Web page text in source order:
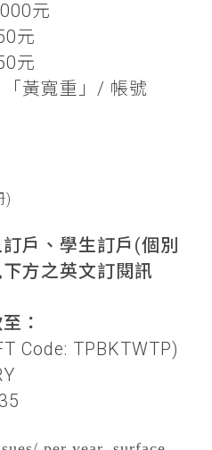
元
元
元
「黃寬重」/ 帳號
)
戶、學生訂戶(個別
方之英文訂閱訊
：
Code: TPBKTWTP)